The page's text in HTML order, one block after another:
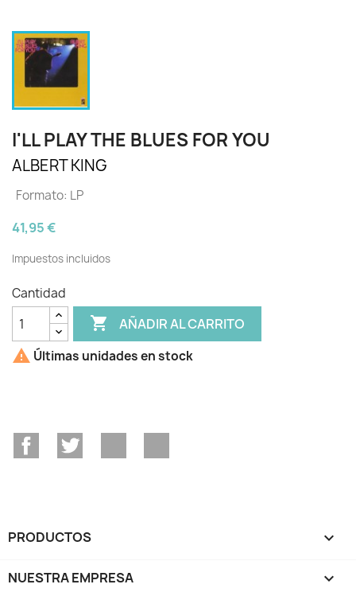
I'LL PLAY THE BLUES FOR YOU
ALBERT KING
Formato: LP
41,95 €
Impuestos incluidos
Cantidad
 AÑADIR AL CARRITO
 Últimas unidades en stock
Facebook
PRODUCTOS 
NUESTRA EMPRESA 